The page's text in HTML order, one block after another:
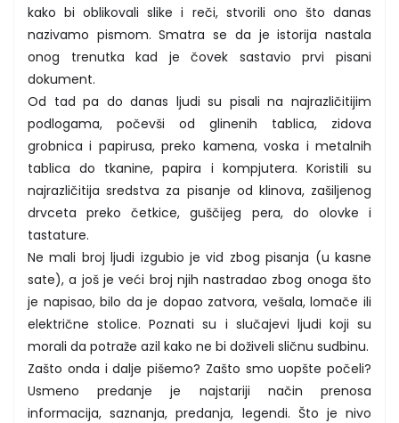
kako bi oblikovali slike i reči, stvorili ono što danas
nazivamo pismom. Smatra se da je istorija nastala
onog trenutka kad je čovek sastavio prvi pisani
dokument.
Od tad pa do danas ljudi su pisali na najrazličitijim
podlogama, počevši od glinenih tablica, zidova
grobnica i papirusa, preko kamena, voska i metalnih
tablica do tkanine, papira i kompjutera. Koristili su
najrazličitija sredstva za pisanje od klinova, zašiljenog
drvceta preko četkice, guščijeg pera, do olovke i
tastature.
Ne mali broj ljudi izgubio je vid zbog pisanja (u kasne
sate), a još je veći broj njih nastradao zbog onoga što
je napisao, bilo da je dopao zatvora, vešala, lomače ili
električne stolice. Poznati su i slučajevi ljudi koji su
morali da potraže azil kako ne bi doživeli sličnu sudbinu.
Zašto onda i dalje pišemo? Zašto smo uopšte počeli?
Usmeno predanje je najstariji način prenosa
informacija, saznanja, predanja, legendi. Što je nivo